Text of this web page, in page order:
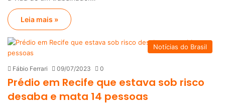
Leia mais »
Notícias do Brasil
Fábio Ferrari 09/07/2023 0
Prédio em Recife que estava sob risco
desaba e mata 14 pessoas